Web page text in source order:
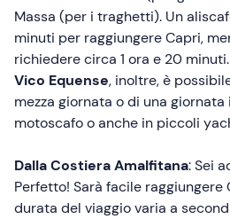
Massa (per i traghetti). Un
minuti per raggiungere Capri,
richiedere circa 1 ora e 20
Vico Equense, inoltre, è
mezza giornata o di una
motoscafo o anche in piccoli
Dalla Costiera Amalfitana: Sei
Perfetto! Sarà facile raggiungere
durata del viaggio varia a